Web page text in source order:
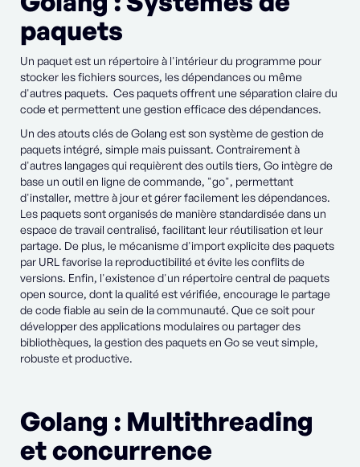
paquets
Un paquet est un répertoire à l'intérieur du programme pour
stocker les fichiers sources, les dépendances ou même
d'autres paquets. Ces paquets offrent une séparation claire du
code et permettent une gestion efficace des dépendances.
Un des atouts clés de Golang est son système de gestion de
paquets intégré, simple mais puissant. Contrairement à
d'autres langages qui requièrent des outils tiers, Go intègre de
base un outil en ligne de commande, "go", permettant
d'installer, mettre à jour et gérer facilement les dépendances.
Les paquets sont organisés de manière standardisée dans un
espace de travail centralisé, facilitant leur réutilisation et leur
partage. De plus, le mécanisme d'import explicite des paquets
par URL favorise la reproductibilité et évite les conflits de
versions. Enfin, l'existence d'un répertoire central de paquets
open source, dont la qualité est vérifiée, encourage le partage
de code fiable au sein de la communauté. Que ce soit pour
développer des applications modulaires ou partager des
bibliothèques, la gestion des paquets en Go se veut simple,
robuste et productive.
Golang : Multithreading
et concurrence